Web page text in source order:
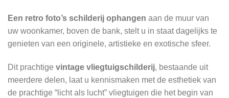
Een retro foto’s schilderij ophangen aan de muur van
uw woonkamer, boven de bank, stelt u in staat dagelijks te
genieten van een originele, artistieke en exotische sfeer.
Dit prachtige vintage vliegtuigschilderij, bestaande uit
meerdere delen, laat u kennismaken met de esthetiek van
de prachtige “licht als lucht” vliegtuigen die het begin van